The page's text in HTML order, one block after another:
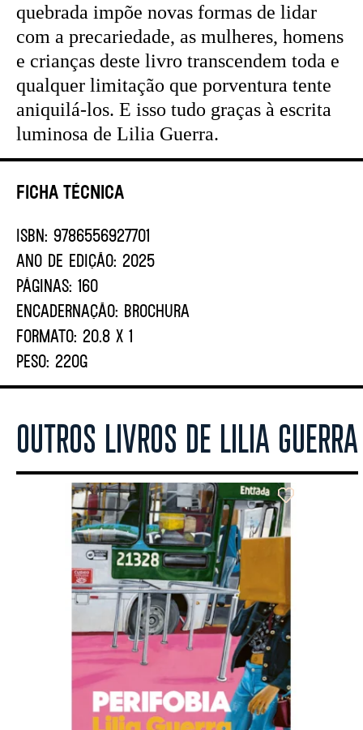
Ficha Técnica
ISBN: 9786556927701
ANO DE EDIÇÃO: 2025
PÁGINAS: 160
ENCADERNAÇÃO: BROCHURA
FORMATO: 20.8 X 1
PESO: 220G
quebrada impõe novas formas de lidar
com a precariedade, as mulheres, homens
e crianças deste livro transcendem toda e
qualquer limitação que porventura tente
aniquilá-los. E isso tudo graças à escrita
luminosa de Lilia Guerra.
OUTROS LIVROS DE LILIA GUERRA